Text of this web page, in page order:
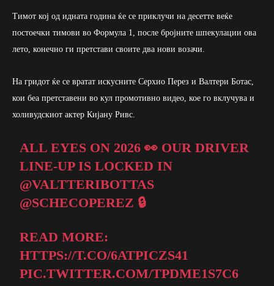
Тимот кој од идната година ќе се приклучи на десетте веќе
постоечки тимови во Формула 1, после бројните шпекулации ова
лето, конечно ги претстави своите два нови возачи.
На гридот ќе се вратат искусните Серхио Перез и Валтери Ботас,
кои беа претставени во кул промотивно видео, кое го вклучува и
холивудскиот актер Кијану Ривс.
ALL EYES ON 2026 👀 OUR DRIVER
LINE-UP IS LOCKED IN
@VALTTERIBOTTAS
@SCHECOPEREZ 🔒
READ MORE:
HTTPS://T.CO/6ATPICZS41
PIC.TWITTER.COM/TPDME1S7C6